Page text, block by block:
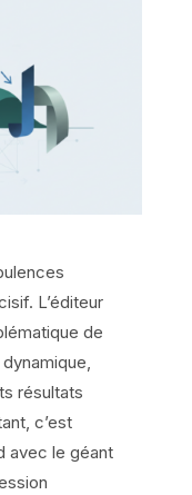
L’éditeur
de
résultats
c’est
avec le géant